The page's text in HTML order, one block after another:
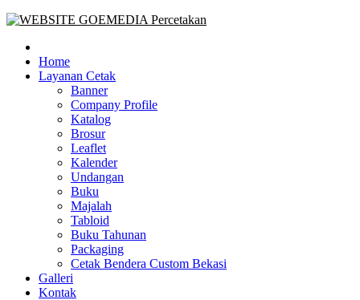
Goe Media Percetakan | 0822-4439-5599 (Call/WA)
0822-4439-5599 (Call/WA) Percetakan jasa cetak banner buku yasin
invoice kartu nama label map nota spanduk stiker undangan
pernikahan murah online 24 jam
Home
Layanan Cetak
Banner
Company Profile
Katalog
Brosur
Leaflet
Kalender
Undangan
Buku
Majalah
Tabloid
Buku Tahunan
Packaging
Cetak Bendera Custom Bekasi
Galleri
Kontak